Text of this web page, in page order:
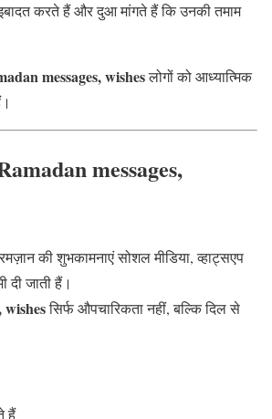
करते हैं और दुआ मांगते हैं कि उनकी तमाम
messages, wishesलोगों को आध्यात्मिक
messages,
की शुभकामनाएं सोशल मीडिया, व्हाट्सएप
जाती हैं।
wishesसिर्फ औपचारिकता नहीं, बल्कि दिल से
हैं